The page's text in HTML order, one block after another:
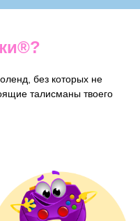
без которых не
талисманы твоего